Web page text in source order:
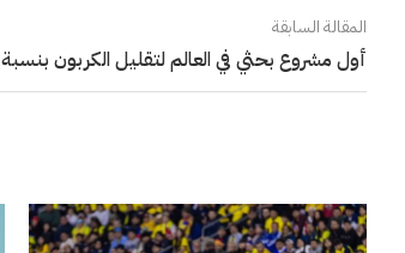
المقالة السابقة
أول مشروع بحثي في العالم لتقليل الكربون بنسبة 99%